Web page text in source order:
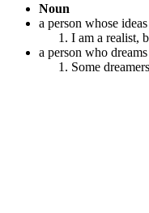
Noun
a person whose
I am a realist,
a person who
Some